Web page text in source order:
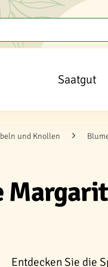
Saatgut
und Knollen
Entdecken Sie die